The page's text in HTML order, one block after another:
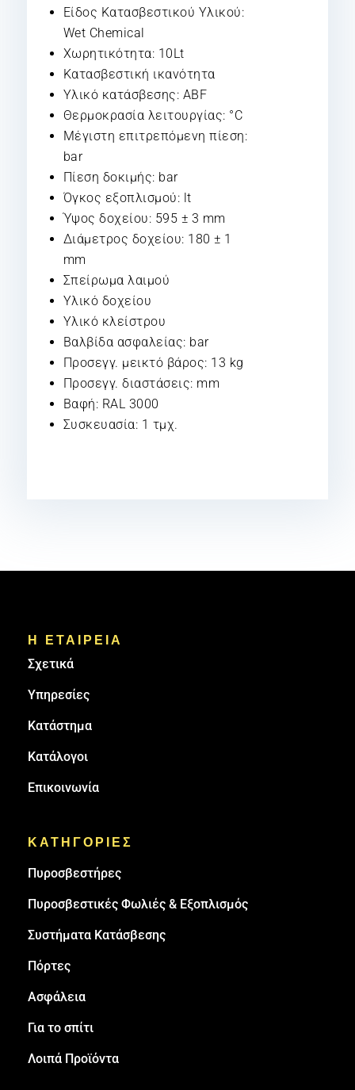
Είδος Κατασβεστικού Υλικού:
Wet Chemical
Χωρητικότητα: 10Lt
Κατασβεστική ικανότητα
Υλικό κατάσβεσης: ABF
Θερμοκρασία λειτουργίας: °C
Μέγιστη επιτρεπόμενη πίεση:
bar
Πίεση δοκιμής: bar
Όγκος εξοπλισμού: lt
Ύψος δοχείου: 595 ± 3 mm
Διάμετρος δοχείου: 180 ± 1
mm
Σπείρωμα λαιμού
Υλικό δοχείου
Υλικό κλείστρου
Βαλβίδα ασφαλείας: bar
Προσεγγ. μεικτό βάρος: 13 kg
Προσεγγ. διαστάσεις: mm
Βαφή: RAL 3000
Συσκευασία: 1 τμχ.
Η ΕΤΑΙΡΕΙΑ
Σχετικά
Υπηρεσίες
Κατάστημα
Κατάλογοι
Επικοινωνία
ΚΑΤΗΓΟΡΙΕΣ
Πυρoσβεστήρες
Πυροσβεστικές Φωλιές & Εξοπλισμός
Συστήματα Κατάσβεσης
Πόρτες
Ασφάλεια
Για το σπίτι
Λοιπά Προϊόντα